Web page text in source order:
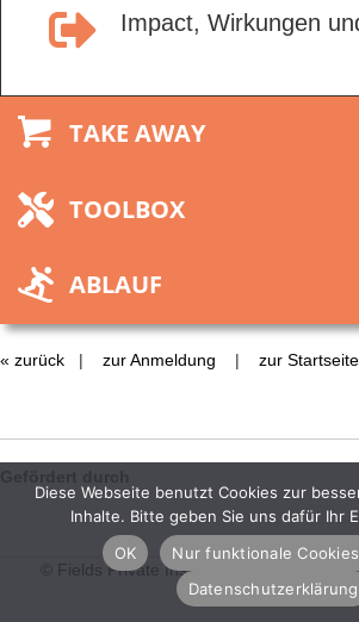
Impact, Wirkungen
TAKE AWAY
TOOLBOX
ABLAUF
« zurück | zur Anmeldung | zur
© Fields Private Institute gGmbH
Diese Webseite benutzt Cookies zur
Inhalte. Bitte geben Sie uns dafür Ihr
OK
Nur funktionale
Datenschutzerklärung